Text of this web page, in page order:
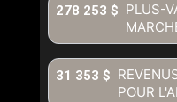
PLUS-
278 253 $
POUR
31 353 $